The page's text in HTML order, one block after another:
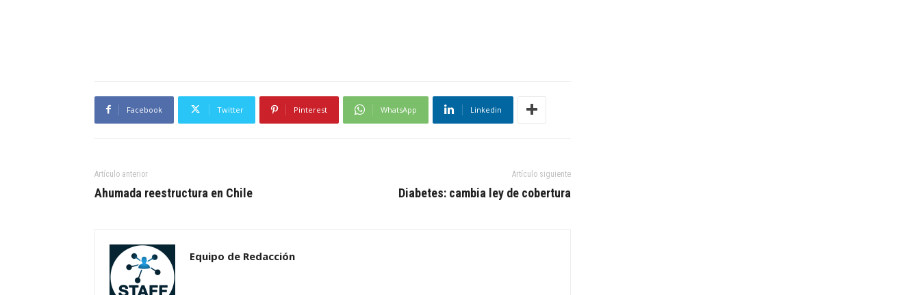
Facebook Twitter Pinterest WhatsApp Linkedin
Artículo anterior
Ahumada reestructura en Chile
Artículo siguiente
Diabetes: cambia ley de cobertura
Equipo de Redacción